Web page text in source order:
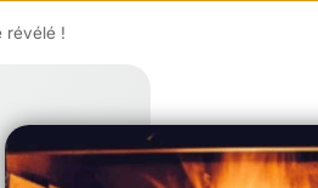
révélé !